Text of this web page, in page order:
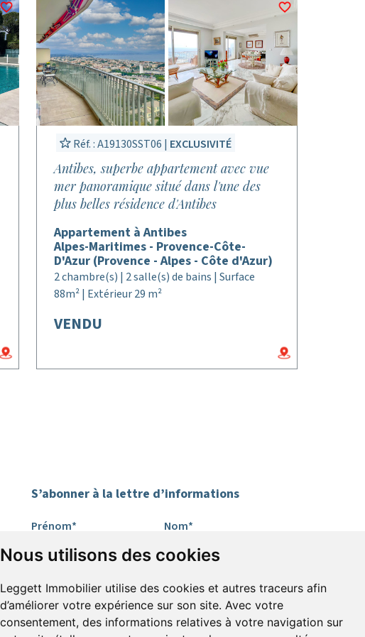
Nous utilisons des cookies
Leggett Immobilier utilise des cookies et autres traceurs afin
d’améliorer votre expérience sur son site. Avec votre
consentement, des informations relatives à votre navigation sur
Réf. : A19130SST06 | EXCLUSIVITÉ
Antibes, superbe appartement avec vue
mer panoramique situé dans l'une des
plus belles résidence d'Antibes
Appartement à Antibes
Alpes-Maritimes - Provence-Côte-
D'Azur (Provence - Alpes - Côte d'Azur)
2 chambre(s) | 2 salle(s) de bains | Surface
88m² | Extérieur 29 m²
VENDU
S’abonner à la lettre d’informations
Prénom* Nom*
J’accepte de recevoir alertes et lettres